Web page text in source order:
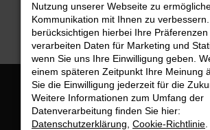
B2B-Shop
Öffnungszeiten:
Montag bis Freitag:
Nutzung unserer Webseite zu
Kommunikation mit Ihnen zu
berücksichtigen hierbei Ihre Präferenzen
verarbeiten Daten für Marketing und
wenn Sie uns Ihre Einwilligung geben.
einem späteren Zeitpunkt Ihre Meinung
Sie die Einwilligung jederzeit für die
Weitere Informationen zum Umfang der
Datenverarbeitung finden Sie hier:
Datenschutzerklärung Cookie-Richtlinie